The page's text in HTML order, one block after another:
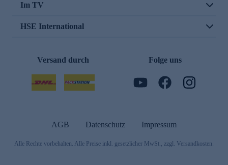
Im TV
HSE International
Versand durch Folge uns
AGB Datenschutz Impressum
Alle Rechte vorbehalten. Alle Preise inkl. gesetzlicher MwSt., zzgl. Versandkosten.